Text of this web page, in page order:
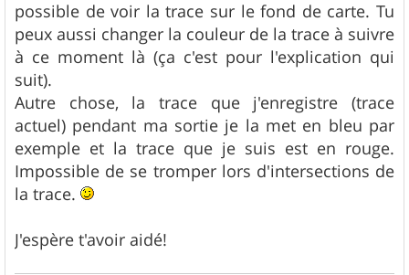
possible de voir la trace sur le fond de carte. Tu
peux aussi changer la couleur de la trace à suivre
à ce moment là (ça c'est pour l'explication qui
suit).
Autre chose, la trace que j'enregistre (trace
actuel) pendant ma sortie je la met en bleu par
exemple et la trace que je suis est en rouge.
Impossible de se tromper lors d'intersections de
la trace.
J'espère t'avoir aidé!